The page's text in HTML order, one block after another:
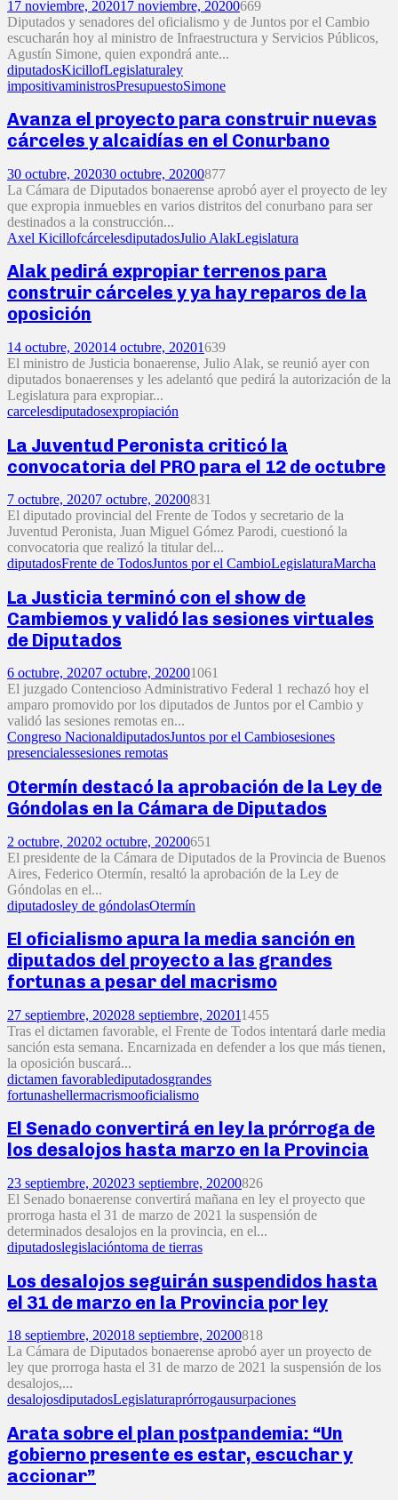
17 noviembre, 202017 noviembre, 20200669
Diputados y senadores del oficialismo y de Juntos por el Cambio
escucharán hoy al ministro de Infraestructura y Servicios Públicos,
Agustín Simone, quien expondrá ante...
diputadosKicillofLegislaturaley
impositivaministrosPresupuestoSimone
Avanza el proyecto para construir nuevas
cárceles y alcaidías en el Conurbano
30 octubre, 202030 octubre, 20200877
La Cámara de Diputados bonaerense aprobó ayer el proyecto de ley
que expropia inmuebles en varios distritos del conurbano para ser
destinados a la construcción...
Axel KicillofcárcelesdiputadosJulio AlakLegislatura
Alak pedirá expropiar terrenos para
construir cárceles y ya hay reparos de la
oposición
14 octubre, 202014 octubre, 20201639
El ministro de Justicia bonaerense, Julio Alak, se reunió ayer con
diputados bonaerenses y les adelantó que pedirá la autorización de la
Legislatura para expropiar...
carcelesdiputadosexpropiación
La Juventud Peronista criticó la
convocatoria del PRO para el 12 de octubre
7 octubre, 20207 octubre, 20200831
El diputado provincial del Frente de Todos y secretario de la
Juventud Peronista, Juan Miguel Gómez Parodi, cuestionó la
convocatoria que realizó la titular del...
diputadosFrente de TodosJuntos por el CambioLegislaturaMarcha
La Justicia terminó con el show de
Cambiemos y validó las sesiones virtuales
de Diputados
6 octubre, 20207 octubre, 202001061
El juzgado Contencioso Administrativo Federal 1 rechazó hoy el
amparo promovido por los diputados de Juntos por el Cambio y
validó las sesiones remotas en...
Congreso NacionaldiputadosJuntos por el Cambiosesiones
presencialessesiones remotas
Otermín destacó la aprobación de la Ley de
Góndolas en la Cámara de Diputados
2 octubre, 20202 octubre, 20200651
El presidente de la Cámara de Diputados de la Provincia de Buenos
Aires, Federico Otermín, resaltó la aprobación de la Ley de
Góndolas en el...
diputadosley de góndolasOtermín
El oficialismo apura la media sanción en
diputados del proyecto a las grandes
fortunas a pesar del macrismo
27 septiembre, 202028 septiembre, 202011455
Tras el dictamen favorable, el Frente de Todos intentará darle media
sanción esta semana. Encarnizada en defender a los que más tienen,
la oposición buscará...
dictamen favorablediputadosgrandes
fortunashellermacrismooficialismo
El Senado convertirá en ley la prórroga de
los desalojos hasta marzo en la Provincia
23 septiembre, 202023 septiembre, 20200826
El Senado bonaerense convertirá mañana en ley el proyecto que
prorroga hasta el 31 de marzo de 2021 la suspensión de
determinados desalojos en la provincia, en el...
diputadoslegislacióntoma de tierras
Los desalojos seguirán suspendidos hasta
el 31 de marzo en la Provincia por ley
18 septiembre, 202018 septiembre, 20200818
La Cámara de Diputados bonaerense aprobó ayer un proyecto de
ley que prorroga hasta el 31 de marzo de 2021 la suspensión de los
desalojos,...
desalojosdiputadosLegislaturaprórrogausurpaciones
Arata sobre el plan postpandemia: “Un
gobierno presente es estar, escuchar y
accionar”